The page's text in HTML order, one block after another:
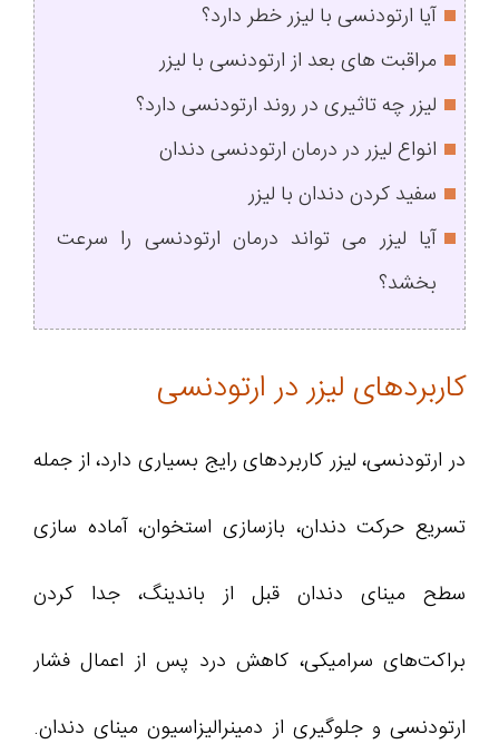
آیا ارتودنسی با لیزر خطر دارد؟
مراقبت‌ های بعد از ارتودنسی با لیزر
لیزر چه تاثیری در روند ارتودنسی دارد؟
انواع لیزر در درمان ارتودنسی دندان
سفید کردن دندان با لیزر
آیا لیزر می‌ تواند درمان ارتودنسی را سرعت
بخشد؟
کاربردهای لیزر در ارتودنسی
در ارتودنسی، لیزر کاربردهای رایج بسیاری دارد، از جمله
تسریع حرکت دندان، بازسازی استخوان، آماده سازی
سطح مینای دندان قبل از باندینگ، جدا کردن
براکت‌های سرامیکی، کاهش درد پس از اعمال فشار
ارتودنسی و جلوگیری از دمینرالیزاسیون مینای دندان.